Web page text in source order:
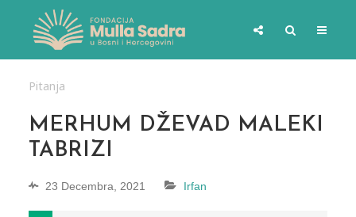
Pitanja
MERHUM DŽEVAD MALEKI
TABRIZI
23 Decembra, 2021 Irfan